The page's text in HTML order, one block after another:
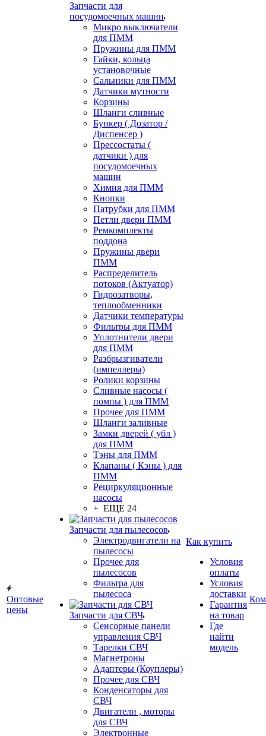
Оптовые
цены
Запчасти для
посудомоечных машин
Микро выключатели
для ПММ
Пружины для ПММ
Гайки, кольца
установочные
Сальники для ПММ
Датчики мутности
Корзины
Шланги сливные
Бункер ( Дозатор /
Диспенсер )
Прессостаты (
датчики ) для
посудомоечных
машин
Химия для ПММ
Кнопки
Патрубки для ПММ
Петли двери ПММ
Ремкомплекты
поддона
Пружины двери
ПММ
Распределитель
потоков (Актуатор)
Гидрозатворы,
теплообменники
Датчики температуры
Фильтры для ПММ
Уплотнители двери
для ПММ
Разбрызгиватели
(импеллеры)
Ролики корзины
Сливные насосы (
помпы ) для ПММ
Прочее для ПММ
Шланги заливные
Замки дверей ( убл )
для ПММ
Тэны для ПММ
Клапаны ( Кэны ) для
ПММ
Рециркуляционные
насосы
+ ЕЩЕ 24
Запчасти для пылесосов
Электродвигатели на
пылесосы
Прочее для
пылесосов
Фильтра для
пылесоса
Запчасти для СВЧ
Сенсорные панели
управления СВЧ
Тарелки СВЧ
Магнетроны
Адаптеры (Коуплеры)
Прочее для СВЧ
Конденсаторы для
СВЧ
Двигатели , моторы
для СВЧ
Электронные
Как купить
Условия
оплаты
Условия
доставки
Гарантия
на товар
Где
найти
модель